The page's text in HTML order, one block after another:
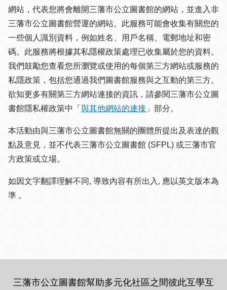
網站，代表您將會離開三藩市公立圖書館的網站，並進入非
三藩市公立圖書館營運的網站。此服務可能會收集有關您的
一些個人識別資料，例如姓名、用戶名稱、電郵地址和密
碼。此服務將根據其私隱權政策處理已收集屬於您的資料。
我們鼓勵您查看您所瀏覽或使用的每個第三方網站或服務的
私隱政策，包括您通過我們圖書館服務與之互動的第三方。
欲知更多有關第三方網站連接的資訊，請參閱三藩市公立圖
書館隱私權政策中「 與其他網站的連接 」部分。
本活動由與三藩市公立圖書館無關的團體所提出及表達的觀
點及意見，並不代表三藩市公立圖書館 (SFPL) 或三藩市官
方政策或立場。
如因文字翻譯理解不同, 導致內容有所出入, 應以英文版本為
準 。
三藩市公立圖書館幫助多元化社區之間彼此互學互